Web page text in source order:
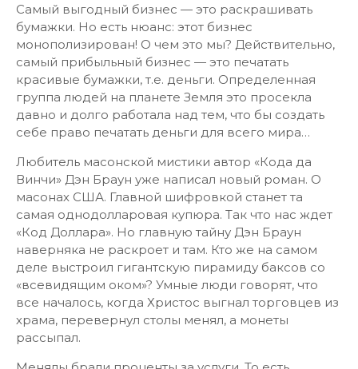
Самый выгодный бизнес — это раскрашивать
бумажки. Но есть нюанс: этот бизнес
монополизирован! О чем это мы? Действительно,
самый прибыльный бизнес — это печатать
красивые бумажки, т.е. деньги. Определенная
группа людей на планете Земля это просекла
давно и долго работала над тем, что бы создать
себе право печатать деньги для всего мира…
Любитель масонской мистики автор «Кода да
Винчи» Дэн Браун уже написал новый роман. О
масонах США. Главной шифровкой станет та
самая однодолларовая купюра. Так что нас ждет
«Код Доллара». Но главную тайну Дэн Браун
наверняка не раскроет и там. Кто же на самом
деле выстроил гигантскую пирамиду баксов со
«всевидящим оком»? Умные люди говорят, что
все началось, когда Христос выгнал торговцев из
храма, перевернул столы менял, а монеты
рассыпал.